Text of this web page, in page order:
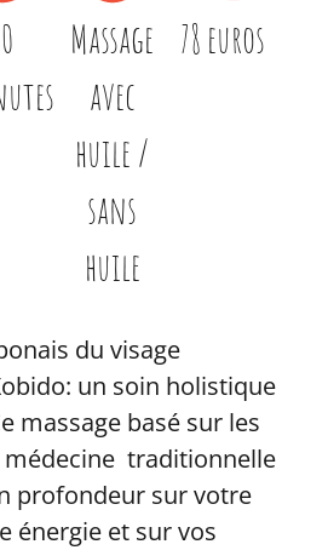
Massage
avec
huile /
sans
huile
78 euros
du visage
un soin holistique
massage basé sur les
médecine traditionnelle
profondeur sur votre
énergie et sur vos